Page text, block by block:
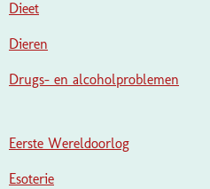
Dieet
Dieren
Drugs- en alcoholproblemen
Eerste Wereldoorlog
Esoterie